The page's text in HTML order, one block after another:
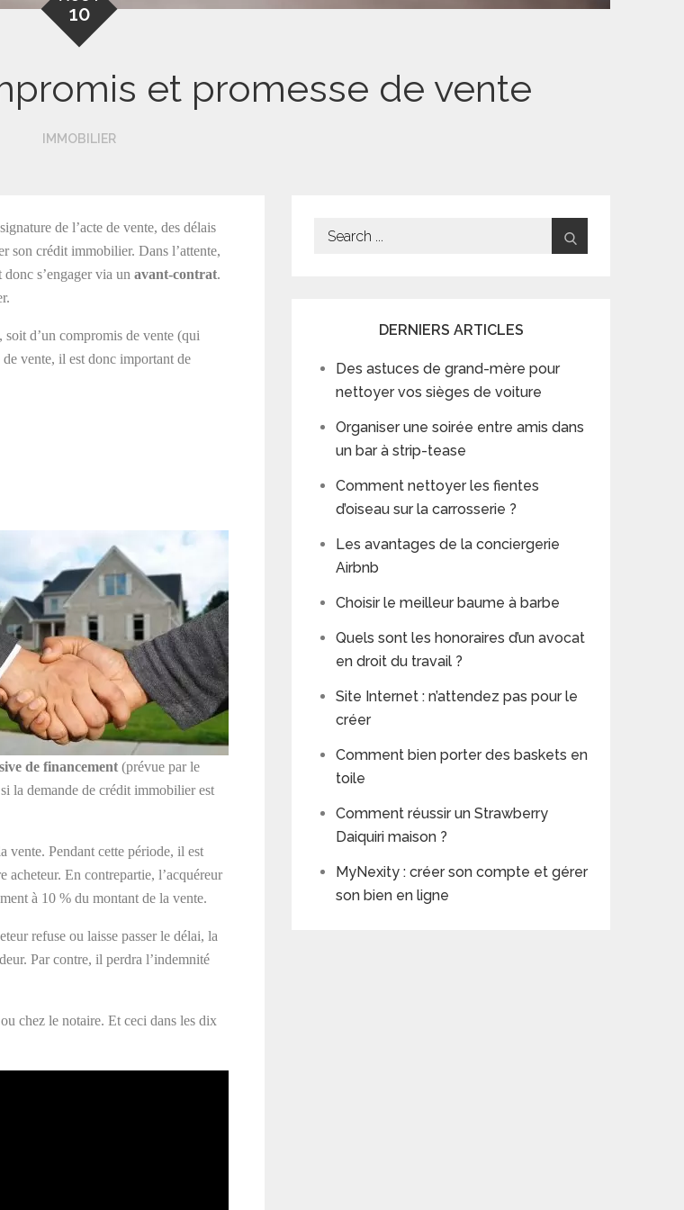
10
et promesse de vente
IMMOBILIER
de l’acte de vente, des délais
son crédit immobilier. Dans l’attente,
s’engager via un avant-contrat.
soit d’un compromis de vente (qui
vente, il est donc important de
de financement (prévue par le
la demande de crédit immobilier est
vente. Pendant cette période, il est
acheteur. En contrepartie, l’acquéreur
à 10 % du montant de la vente.
refuse ou laisse passer le délai, la
Par contre, il perdra l’indemnité
chez le notaire. Et ceci dans les dix
Search
DERNIERS ARTICLES
Des astuces de grand-mère pour
nettoyer vos sièges de voiture
Organiser une soirée entre amis dans
un bar à strip-tease
Comment nettoyer les fientes
d’oiseau sur la carrosserie ?
Les avantages de la conciergerie
Airbnb
Choisir le meilleur baume à barbe
Quels sont les honoraires d’un avocat
en droit du travail ?
Site Internet : n’attendez pas pour le
créer
Comment bien porter des baskets en
toile
Comment réussir un Strawberry
Daiquiri maison ?
MyNexity : créer son compte et gérer
son bien en ligne